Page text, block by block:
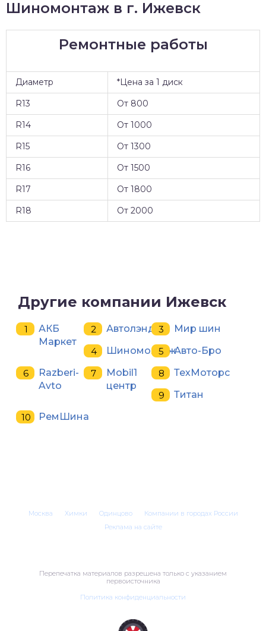
Шиномонтаж в г. Ижевск
Ремонтные работы
Диаметр
*Цена за 1 диск
R13
От 800
R14
От 1000
R15
От 1300
R16
От 1500
R17
От 1800
R18
От 2000
Другие компании Ижевск
АКБ
Маркет
Автолэнд
Мир шин
ШиномонтажАвто-Бро
Razberi-
Avto
Mobil1
центр
ТехМоторс
Титан
РемШина
Москва Химки Одинцово
Компании в городах России
Реклама на сайте
Перепечатка материалов разрешена только с указанием
первоисточника
Политика конфиденциальности